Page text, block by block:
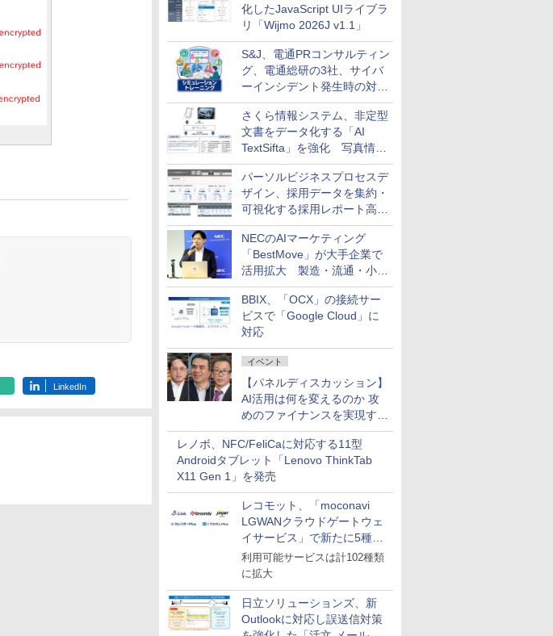
化したJavaScript UIライブラ
リ「Wijmo 2026J v1.1」
S&J、電通PRコンサルティン
グ、電通総研の3社、サイバ
ーインシデント発生時の対応
と危機管理広報を一体的に訓
練するプログラムを提供
さくら情報システム、非定型
文書をデータ化する「AI
TextSifta」を強化 写真情報
のデータ化などに対応
パーソルビジネスプロセスデ
ザイン、採用データを集約・
可視化する採用レポート高速
化サービスを提供
NECのAIマーケティング
「BestMove」が大手企業で
活用拡大 製造・流通・小売
企業・広告代理店などが実装
フェーズへ
BBIX、「OCX」の接続サー
ビスで「Google Cloud」に
対応
イベント
【パネルディスカッション】
AI活用は何を変えるのか 攻
めのファイナンスを実現する
業務設計とマインドセット変
革
レノボ、NFC/FeliCaに対応する11型
Androidタブレット「Lenovo ThinkTab
X11 Gen 1」を発売
レコモット、「moconavi
LGWANクラウドゲートウェ
イサービス」で新たに5種類
のサービスと連携開始
利用可能サービスは計102種類
に拡大
日立ソリューションズ、新
Outlookに対応し誤送信対策
LinkedIn